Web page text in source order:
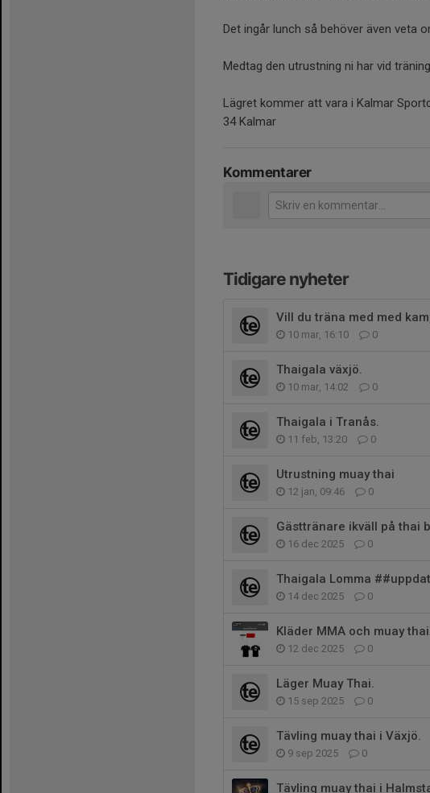
Det ingår lunch så behöver även veta
Medtag den utrustning ni har vid
Lägret kommer att vara i Kalmar
34 Kalmar
Kommentarer
Tidigare nyheter
Vill du träna med med
10 mar, 16:10 0
Thaigala växjö.
10 mar, 14:02 0
Thaigala i Tranås.
11 feb, 13:20 0
Utrustning muay thai
12 jan, 09:46 0
Gästtränare ikväll på thai
16 dec 2025 0
Thaigala Lomma
14 dec 2025 0
Kläder MMA och muay
12 dec 2025 0
Läger Muay Thai.
15 sep 2025 0
Tävling muay thai i Växjö.
9 sep 2025 0
Tävling muay thai i